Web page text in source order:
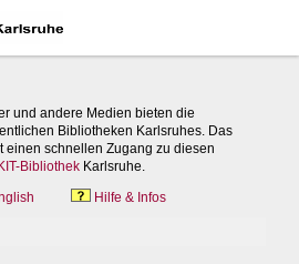
und andere Medien bieten die
Bibliotheken Karlsruhes. Das
einen schnellen Zugang zu diesen
KIT-Bibliothek Karlsruhe.
Hilfe & Infos